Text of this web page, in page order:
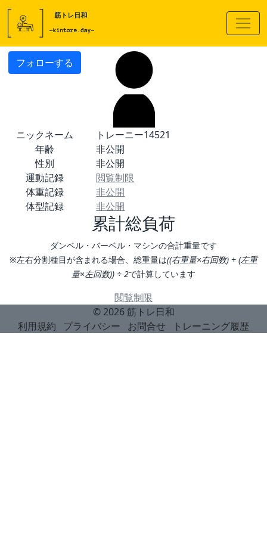
フォローする
ニックネーム
トレーニー14521
年齢
非公開
性別
非公開
運動記録
閲覧制限
体重記録
非公開
体型記録
非公開
累計総負荷
ダンベル・バーベル・マシンの合計重量です
※左右分割種目が含まれる場合、総重量は((右重量×右回数) + (左重
量×左回数)) ÷ 2で計算しています
閲覧制限
© 2026 筋トレ日和
利用規約
プライバシー お問合せ トレーニング履歴